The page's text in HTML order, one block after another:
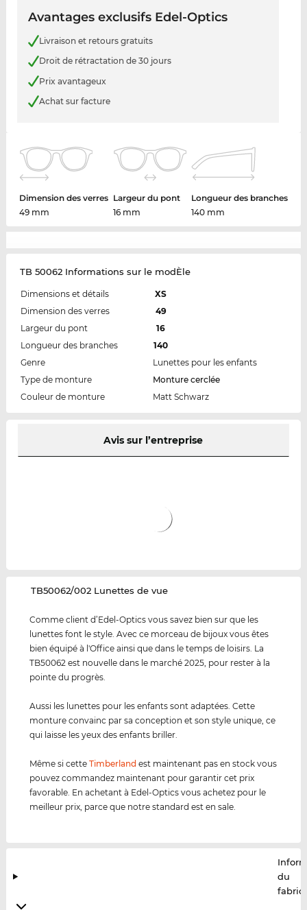
Avantages exclusifs Edel-Optics
Livraison et retours gratuits
Droit de rétractation de 30 jours
Prix avantageux
Achat sur facture
Dimension des verres
49 mm
Largeur du pont
16 mm
Longueur des branches
140 mm
TB 50062 Informations sur le modÈle
Dimensions et détails
XS
Dimension des verres
49
Largeur du pont
16
Longueur des branches
140
Genre
Lunettes pour les enfants
Type de monture
Monture cerclée
Couleur de monture
Matt Schwarz
Avis sur l’entreprise
‌TB50062/002 Lunettes de vue
Comme client d’Edel-Optics vous savez bien sur que les
lunettes font le style. Avec ce morceau de bijoux vous êtes
bien équipé à l'Office ainsi que dans le temps de loisirs. La
TB50062 est nouvelle dans le marché 2025, pour rester à la
pointe du progrès.
Aussi les lunettes pour les enfants sont adaptées. Cette
monture convainc par sa conception et son style unique, ce
qui laisse les yeux des enfants briller.
Même si cetteTimberland est maintenant pas en stock vous
pouvez commandez maintenant pour garantir cet prix
favorable. En achetant à Edel-Optics vous achetez pour le
meilleur prix, parce que notre standard est en sale.
du